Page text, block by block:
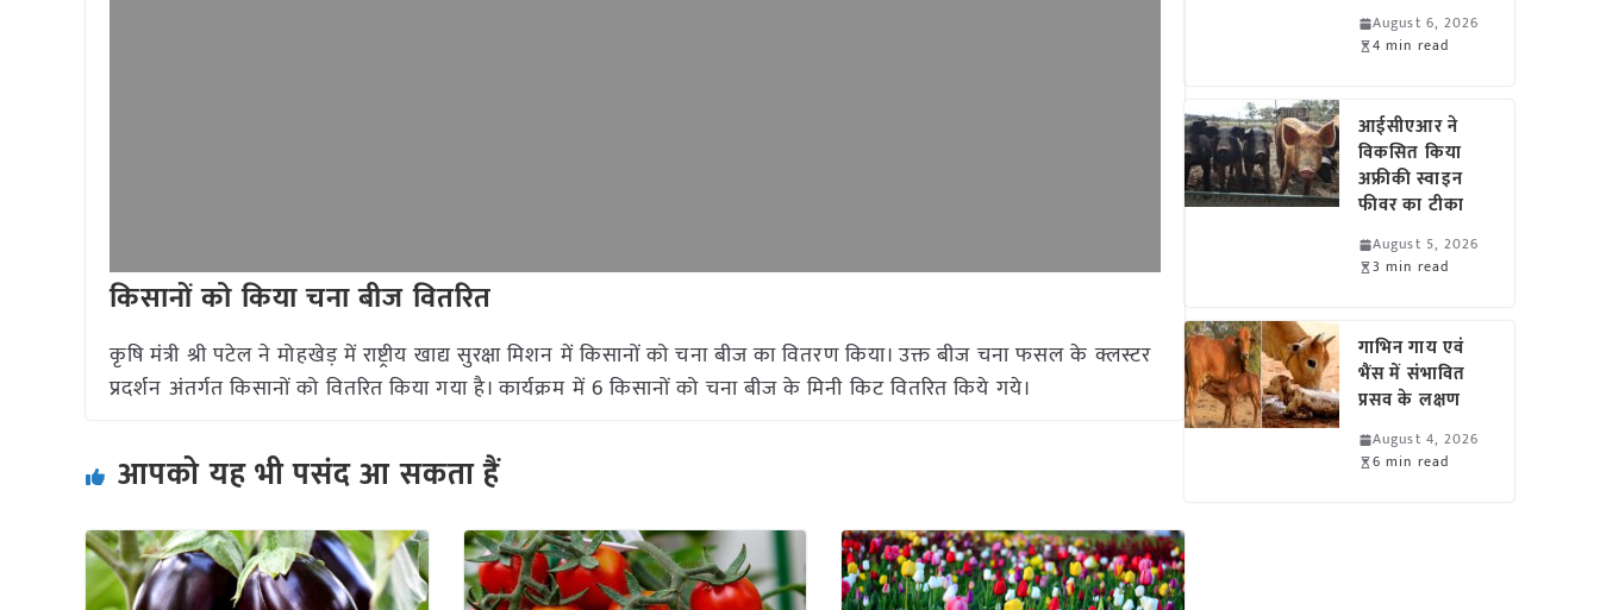
किसानों को किया चना बीज वितरित
कृषि मंत्री श्री पटेल ने मोहखेड़ में राष्ट्रीय खाद्य सुरक्षा मिशन में किसानों को चना बीज का वितरण किया। उक्त बीज चना फसल के क्लस्टर
प्रदर्शन अंतर्गत किसानों को वितरित किया गया है। कार्यक्रम में 6 किसानों को चना बीज के मिनी किट वितरित किये गये।
आपको यह भी पसंद आ सकता हैं
August 6, 2026
4 min read
आईसीएआर ने
विकसित किया
अफ्रीकी स्वाइन
फीवर का टीका
August 5, 2026
3 min read
गाभिन गाय एवं
भैंस में संभावित
प्रसव के लक्षण
August 4, 2026
6 min read